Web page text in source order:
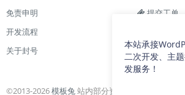
免责申明
开发流程
关于封号
提交工单
交流二群
©2013-2026模板兔 站内部分资源收集于网络，若
本站承接
二次开发、主
发服务！